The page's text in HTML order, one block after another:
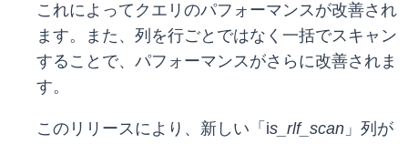
これによってクエリのパフォーマンスが改善され
ます。また、列を行ごとではなく一括でスキャン
することで、パフォーマンスがさらに改善されま
す。
このリリースにより、新しい「is_rlf_scan 」列が